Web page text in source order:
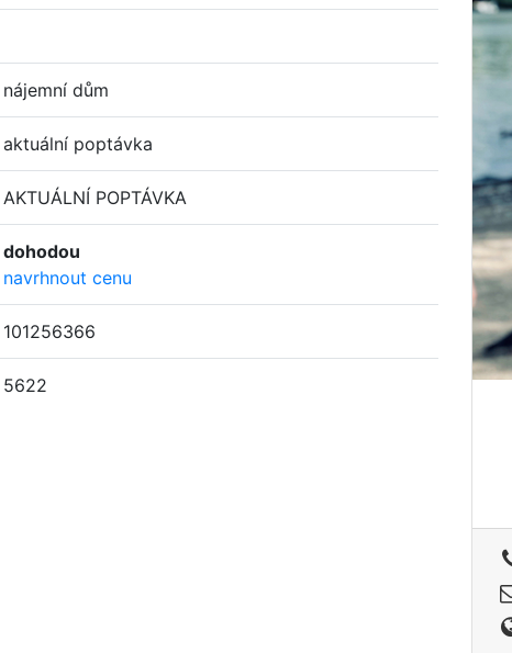
nájemní dům
aktuální poptávka
AKTUÁLNÍ POPTÁVKA
dohodou
navrhnout cenu
101256366
5622